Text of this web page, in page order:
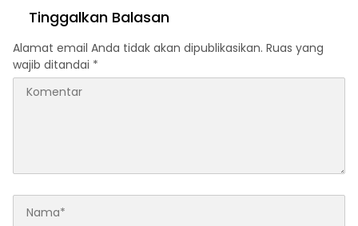
dan Jajaki Sister City
Tinggalkan Balasan
Alamat email Anda tidak akan dipublikasikan. Ruas yang
wajib ditandai *